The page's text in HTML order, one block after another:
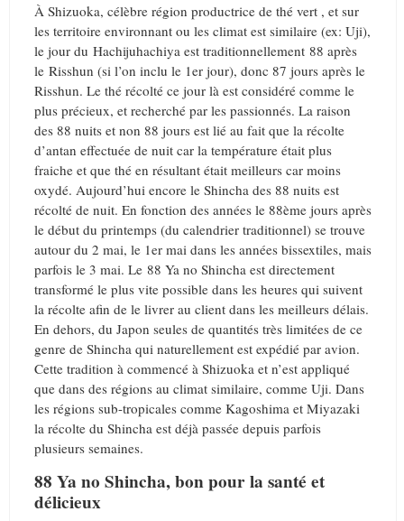
À Shizuoka, célèbre région productrice de thé vert , et sur
les territoire environnant ou les climat est similaire (ex: Uji),
le jour du Hachijuhachiya est traditionnellement 88 après
le Risshun (si l’on inclu le 1er jour), donc 87 jours après le
Risshun. Le thé récolté ce jour là est considéré comme le
plus précieux, et recherché par les passionnés. La raison
des 88 nuits et non 88 jours est lié au fait que la récolte
d’antan effectuée de nuit car la température était plus
fraiche et que thé en résultant était meilleurs car moins
oxydé. Aujourd’hui encore le Shincha des 88 nuits est
récolté de nuit. En fonction des années le 88ème jours après
le début du printemps (du calendrier traditionnel) se trouve
autour du 2 mai, le 1er mai dans les années bissextiles, mais
parfois le 3 mai. Le 88 Ya no Shincha est directement
transformé le plus vite possible dans les heures qui suivent
la récolte afin de le livrer au client dans les meilleurs délais.
En dehors, du Japon seules de quantités très limitées de ce
genre de Shincha qui naturellement est expédié par avion.
Cette tradition à commencé à Shizuoka et n’est appliqué
que dans des régions au climat similaire, comme Uji. Dans
les régions sub-tropicales comme Kagoshima et Miyazaki
la récolte du Shincha est déjà passée depuis parfois
plusieurs semaines.
88 Ya no Shincha, bon pour la santé et
délicieux